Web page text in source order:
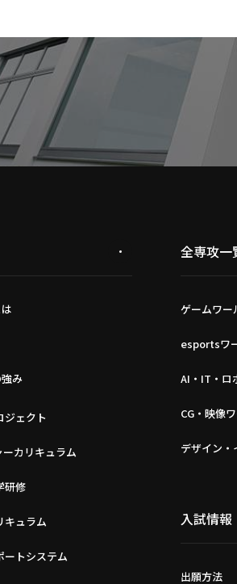
み
ジェクト
ーカリキュラム
研修
キュラム
ートシステム
全専攻一
ゲームワー
esportsワ
AI・IT・ロ
CG・映像
デザイン・
入試情報
出願方法